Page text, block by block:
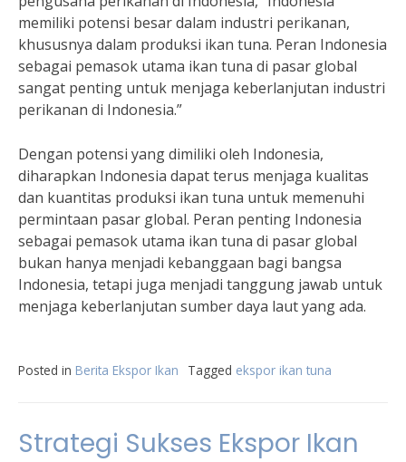
memiliki potensi besar dalam industri perikanan,
khususnya dalam produksi ikan tuna. Peran Indonesia
sebagai pemasok utama ikan tuna di pasar global
sangat penting untuk menjaga keberlanjutan industri
perikanan di Indonesia.”
Dengan potensi yang dimiliki oleh Indonesia,
diharapkan Indonesia dapat terus menjaga kualitas
dan kuantitas produksi ikan tuna untuk memenuhi
permintaan pasar global. Peran penting Indonesia
sebagai pemasok utama ikan tuna di pasar global
bukan hanya menjadi kebanggaan bagi bangsa
Indonesia, tetapi juga menjadi tanggung jawab untuk
menjaga keberlanjutan sumber daya laut yang ada.
Posted in Berita Ekspor Ikan Tagged ekspor ikan tuna
Strategi Sukses Ekspor Ikan